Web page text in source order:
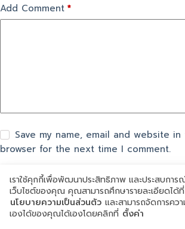
Add Comment *
Save my name, email and website in
browser for the next time I comment.
แสดงความเห็น
เราใช้คุกกี้เพื่อพัฒนาประสิทธิภาพ และประสบการ
เว็บไซต์ของคุณ คุณสามารถศึกษารายละเอียดได้ที่
นโยบายความเป็นส่วนตัว และสามารถจัดการคว
เองได้ของคุณได้เองโดยคลิกที่ ตั้งค่า